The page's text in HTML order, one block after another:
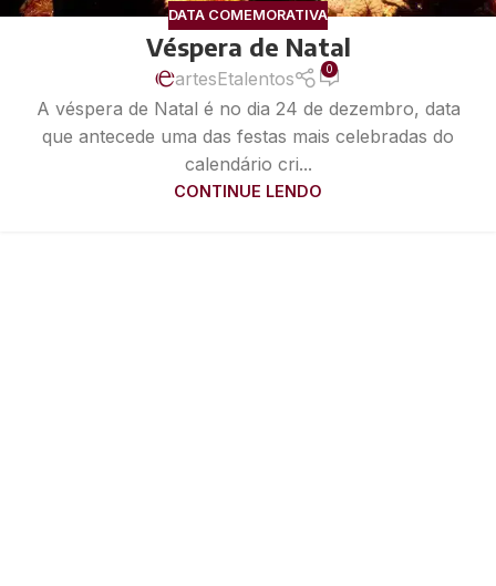
DATA COMEMORATIVA
Véspera de Natal
artesEtalentos 0
A véspera de Natal é no dia 24 de dezembro, data
que antecede uma das festas mais celebradas do
calendário cri...
CONTINUE LENDO